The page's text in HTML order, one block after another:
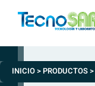
INICIO> PRODUCTOS>